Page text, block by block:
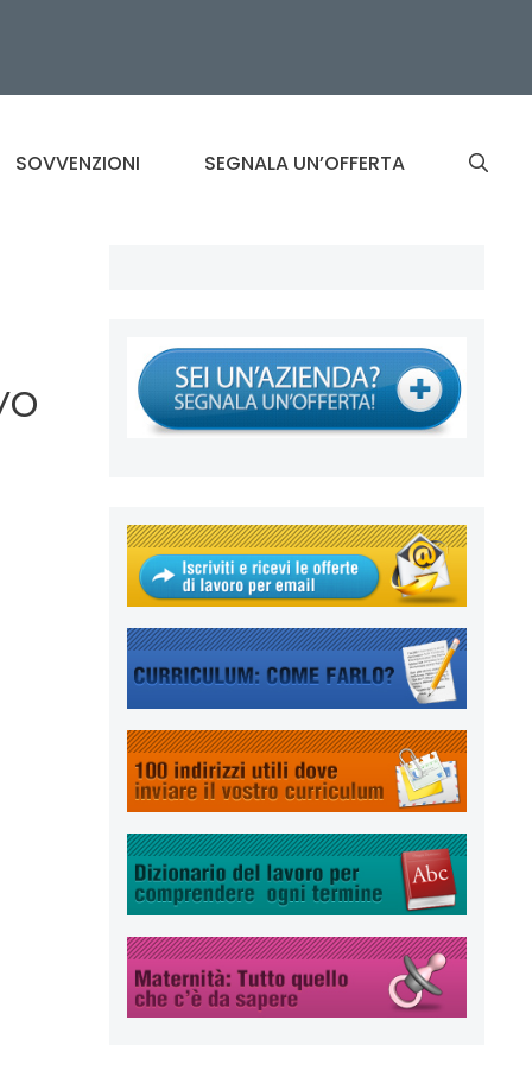
SOVVENZIONI SEGNALA UN’OFFERTA